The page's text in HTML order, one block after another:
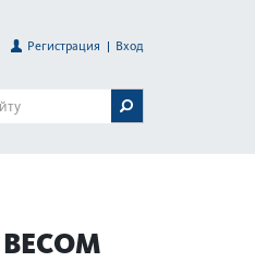
Регистрация Вход